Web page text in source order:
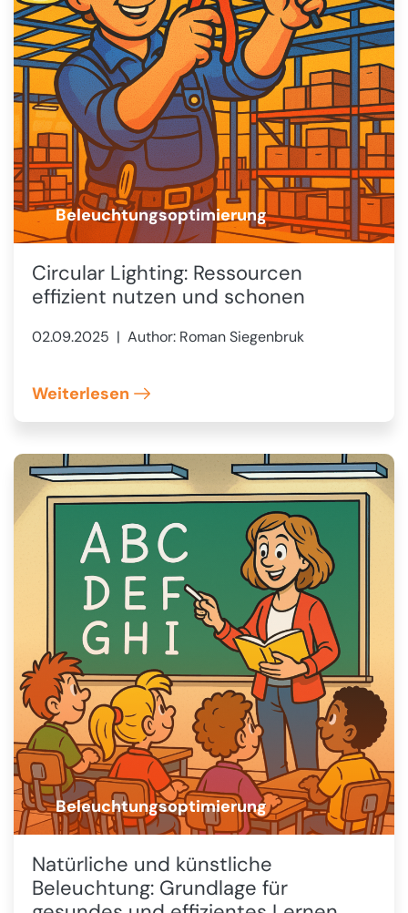
💡Beleuchtungsoptimierung
Circular Lighting: Ressourcen
effizient nutzen und schonen
02.09.2025 | Author: Roman Siegenbruk
Weiterlesen
💡Beleuchtungsoptimierung
Natürliche und künstliche
Beleuchtung: Grundlage für